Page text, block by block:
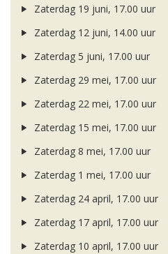
Zaterdag 19 juni, 17.00 uur
Zaterdag 12 juni, 14.00 uur
Zaterdag 5 juni, 17.00 uur
Zaterdag 29 mei, 17.00 uur
Zaterdag 22 mei, 17.00 uur
Zaterdag 15 mei, 17.00 uur
Zaterdag 8 mei, 17.00 uur
Zaterdag 1 mei, 17.00 uur
Zaterdag 24 april, 17.00 uur
Zaterdag 17 april, 17.00 uur
Zaterdag 10 april, 17.00 uur